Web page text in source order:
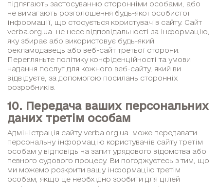
підлягають застосуванню сторонніми особами, або
не вимагають розголошення будь-якої особистої
інформації, що стосується користувачів сайту. Сайт
verba.org.ua не несе відповідальності за інформацію,
яку збирає або використовує будь-який
рекламодавець або веб-сайт третьої сторони.
Перегляньте політику конфіденційності та умови
надання послуг для кожного веб-сайту, який ви
відвідуєте, за допомогою посилань сторонніх
розробників.
10. Передача ваших персональних
даних третім особам
Адміністрація сайту verba.org.ua може передавати
персональну інформацію користувачів сайту третім
особам у відповідь на запит урядового відомства або
певного судового процесу. Ви погоджуєтесь з тим, що
ми можемо розкрити вашу інформацію третім
особам, якщо це необхідно зробити для цілей